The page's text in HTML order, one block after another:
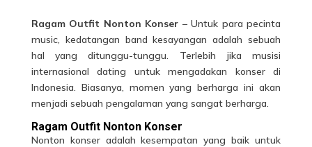
Ragam Outfit Nonton Konser – Untuk para pecinta
music, kedatangan band kesayangan adalah sebuah
hal yang ditunggu-tunggu. Terlebih jika musisi
internasional dating untuk mengadakan konser di
Indonesia. Biasanya, momen yang berharga ini akan
menjadi sebuah pengalaman yang sangat berharga.
Ragam Outfit Nonton Konser
Nonton konser adalah kesempatan yang baik untuk